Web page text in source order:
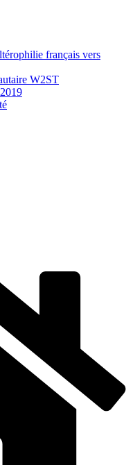
français vers
W2ST